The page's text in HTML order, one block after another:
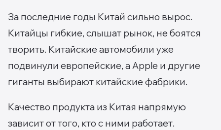
За последние годы Китай сильно вырос.
Китайцы гибкие, слышат рынок, не боятся
творить. Китайские автомобили уже
подвинули европейские, а Apple и другие
гиганты выбирают китайские фабрики.
Качество продукта из Китая напрямую
зависит от того, кто с ними работает.